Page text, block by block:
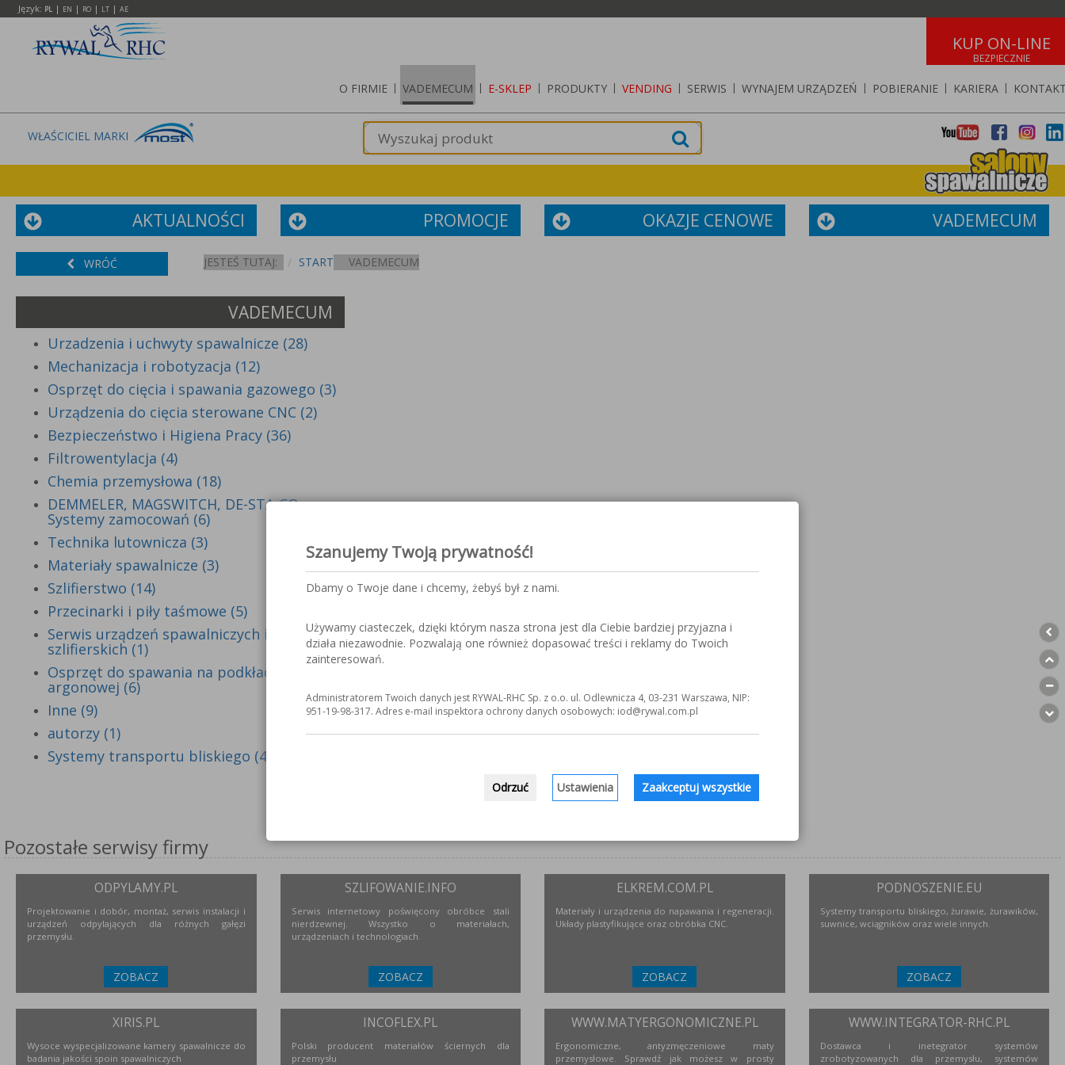
Język: PL | EN | RO | LT | AE
KUP ON-LINE
O FIRMIE | VADEMECUM | E-SKLEP | PRODUKTY | VENDING | SERWIS | WYNAJEM URZĄDZEŃ | POBIERANIE | KARIERA |
WŁAŚCICIEL MARKI
AKTUALNOŚCI PROMOCJE OKAZJE CENOWE VADEMECUM
WRÓĆ JESTEŚ TUTAJ: START VADEMECUM
VADEMECUM
Urzadzenia i uchwyty spawalnicze (28)
Mechanizacja i robotyzacja (12)
Osprzęt do cięcia i spawania gazowego (3)
Urządzenia do cięcia sterowane CNC (2)
Bezpieczeństwo i Higiena Pracy (36)
Filtrowentylacja (4)
Chemia przemysłowa (18)
DEMMELER, MAGSWITCH, DE-STA-CO -
Systemy zamocowań (6)
Technika lutownicza (3)
Materiały spawalnicze (3)
Szlifierstwo (14)
Przecinarki i piły taśmowe (5)
Serwis urządzeń spawalniczych i
szlifierskich (1)
Osprzęt do spawania na podkładce
argonowej (6)
Inne (9)
autorzy (1)
Systemy transportu bliskiego (4)
Pozostałe serwisy firmy
ODPYLAMY.PL
Projektowanie i dobór, montaż, serwis instalacji i
urządzeń odpylających dla różnych gałęzi
przemysłu.
ZOBACZ
SZLIFOWANIE.INFO
Serwis internetowy poświęcony obróbce stali
nierdzewnej. Wszystko o materiałach,
urządzeniach i technologiach.
ZOBACZ
ELKREM.COM.PL
Materiały i urządzenia do napawania i regeneracji.
Układy plastyfikujące oraz obróbka CNC.
ZOBACZ
PODNOSZENIE.EU
Systemy transportu bliskiego, żurawie, żurawików,
suwnice, wciągników oraz wiele innych.
ZOBACZ
XIRIS.PL
Wysoce wyspecjalizowane kamery spawalnicze do
badania jakości spoin spawalniczych
INCOFLEX.PL
Polski producent materiałów ściernych dla
przemysłu
WWW.MATYERGONOMICZNE.PL
Ergonomiczne, antyzmęczeniowe maty
przemysłowe. Sprawdź jak możesz w prosty
WWW.INTEGRATOR-RHC.PL
Dostawca i inetegrator systemów
zrobotyzowanych dla przemysłu, systemów
Szanujemy Twoją prywatność!
Dbamy o Twoje dane i chcemy, żebyś był z nami.
Używamy ciasteczek, dzięki którym nasza strona jest dla Ciebie bardziej przyjazna i
działa niezawodnie. Pozwalają one również dopasować treści i reklamy do Twoich
zainteresowań.
Administratorem Twoich danych jest RYWAL-RHC Sp. z o.o. ul. Odlewnicza 4, 03-231 Warszawa, NIP:
951-19-98-317. Adres e-mail inspektora ochrony danych osobowych: iod@rywal.com.pl
Odrzuć Ustawienia Zaakceptuj wszystkie